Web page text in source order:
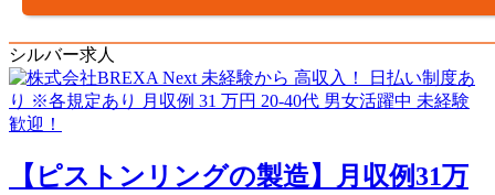
シルバー求人
【ピストンリングの製造】月収例31万